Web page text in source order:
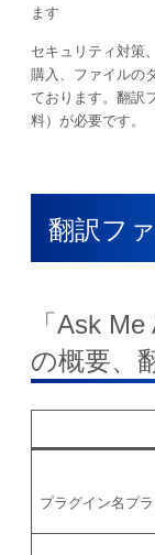
ます
セキュリティ対策
購入、ファイルの
ております。翻訳
料）が必要です。
翻訳フ
「Ask Me
の概要、
プラグイン名 プ